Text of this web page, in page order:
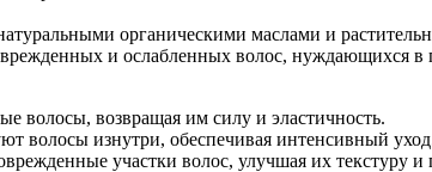
органическими маслами и
и ослабленных волос, нуждающихся
волосы, возвращая им силу и эластичность.
волосы изнутри, обеспечивая интенсивный
участки волос, улучшая их текстуру и